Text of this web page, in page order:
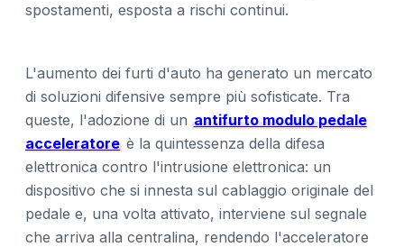
spostamenti, esposta a rischi continui.
L'aumento dei furti d'auto ha generato un mercato
di soluzioni difensive sempre più sofisticate. Tra
queste, l'adozione di un antifurto modulo pedale
acceleratoreè la quintessenza della difesa
elettronica contro l'intrusione elettronica: un
dispositivo che si innesta sul cablaggio originale del
pedale e, una volta attivato, interviene sul segnale
che arriva alla centralina, rendendo l'acceleratore